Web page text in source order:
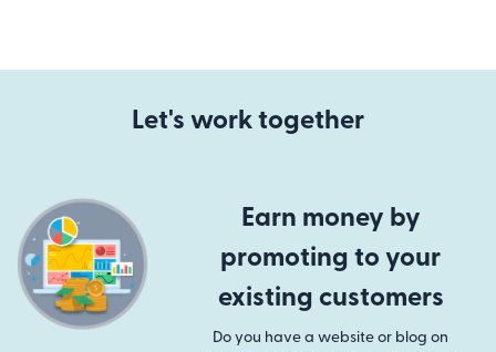
Let's work together
Earn money by
promoting to your
existing customers
Do you have a website or blog on